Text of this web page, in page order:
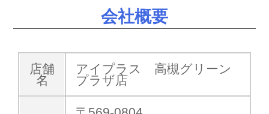
会社概要
店舗
名
アイプラス 高槻グリーン
プラザ店